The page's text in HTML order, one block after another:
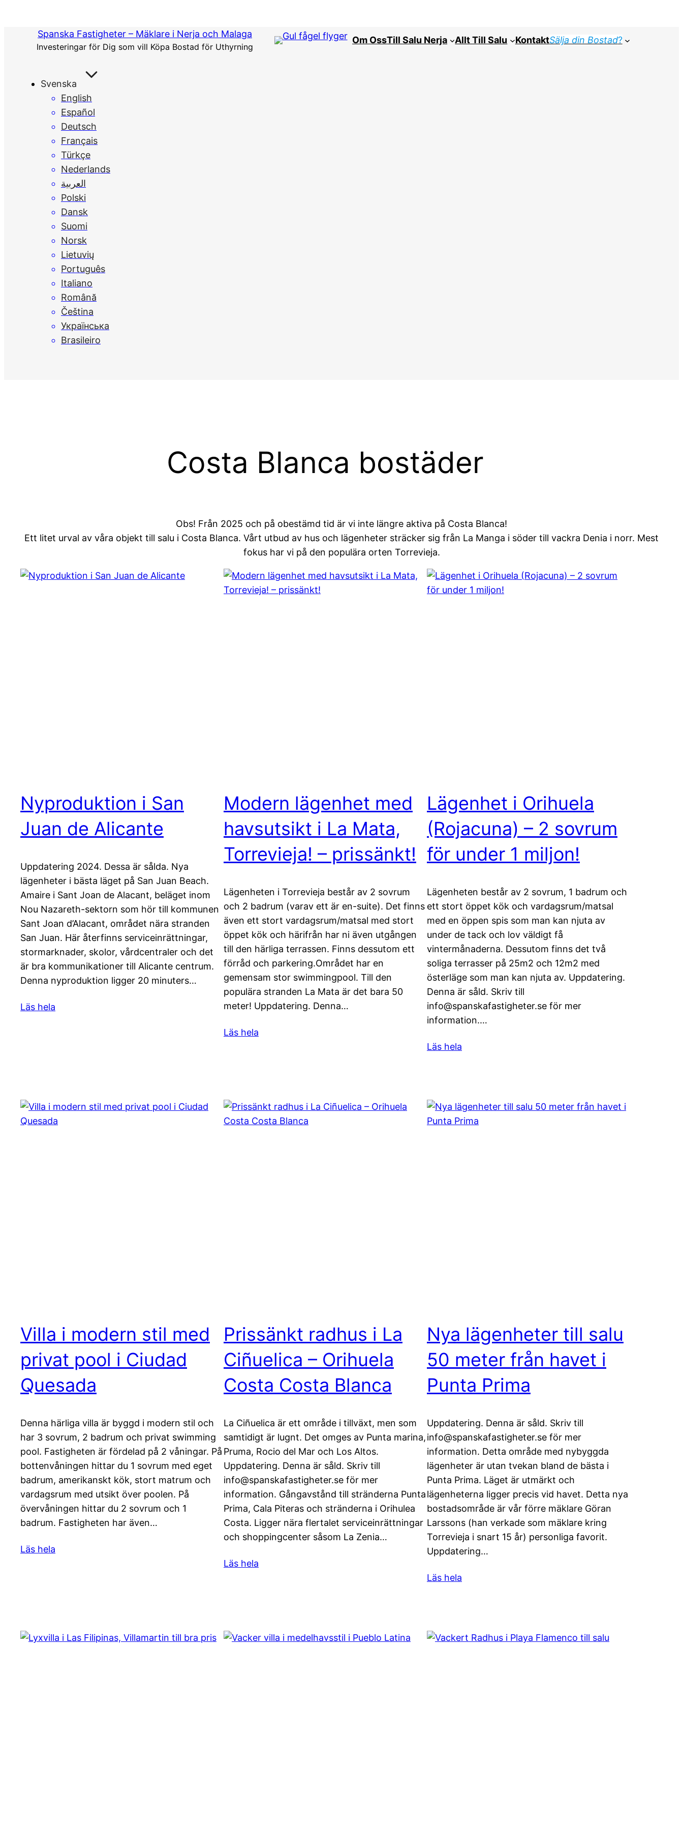
Spanska Fastigheter – Mäklare i Nerja och Malaga
Investeringar för Dig som vill Köpa Bostad för Uthyrning
Om OssTill Salu Nerja Allt Till Salu KontaktSälja din Bostad?
Svenska
English
Español
Deutsch
Français
Türkçe
Nederlands
العربية
Polski
Dansk
Suomi
Norsk
Lietuvių
Português
Italiano
Română
Čeština
Українська
Brasileiro
Costa Blanca bostäder
Obs! Från 2025 och på obestämd tid är vi inte längre aktiva på Costa Blanca!
Ett litet urval av våra objekt till salu i Costa Blanca. Vårt utbud av hus och lägenheter sträcker sig från La Manga i söder till vackra Denia i norr. Mest
fokus har vi på den populära orten Torrevieja.
Nyproduktion i San
Juan de Alicante
Uppdatering 2024. Dessa är sålda. Nya
lägenheter i bästa läget på San Juan Beach.
Amaire i Sant Joan de Alacant, beläget inom
Nou Nazareth-sektorn som hör till kommunen
Sant Joan d’Alacant, området nära stranden
San Juan. Här återfinns serviceinrättningar,
stormarknader, skolor, vårdcentraler och det
är bra kommunikationer till Alicante centrum.
Denna nyproduktion ligger 20 minuters…
Läs hela
Modern lägenhet med
havsutsikt i La Mata,
Torrevieja! – prissänkt!
Lägenheten i Torrevieja består av 2 sovrum
och 2 badrum (varav ett är en-suite). Det finns
även ett stort vardagsrum/matsal med stort
öppet kök och härifrån har ni även utgången
till den härliga terrassen. Finns dessutom ett
förråd och parkering.Området har en
gemensam stor swimmingpool. Till den
populära stranden La Mata är det bara 50
meter! Uppdatering. Denna…
Läs hela
Lägenhet i Orihuela
(Rojacuna) – 2 sovrum
för under 1 miljon!
Lägenheten består av 2 sovrum, 1 badrum och
ett stort öppet kök och vardagsrum/matsal
med en öppen spis som man kan njuta av
under de tack och lov väldigt få
vintermånaderna. Dessutom finns det två
soliga terrasser på 25m2 och 12m2 med
österläge som man kan njuta av. Uppdatering.
Denna är såld. Skriv till
info@spanskafastigheter.se för mer
information.…
Läs hela
Villa i modern stil med
privat pool i Ciudad
Quesada
Denna härliga villa är byggd i modern stil och
har 3 sovrum, 2 badrum och privat swimming
pool. Fastigheten är fördelad på 2 våningar. På
bottenvåningen hittar du 1 sovrum med eget
badrum, amerikanskt kök, stort matrum och
vardagsrum med utsikt över poolen. På
övervåningen hittar du 2 sovrum och 1
badrum. Fastigheten har även…
Läs hela
Prissänkt radhus i La
Ciñuelica – Orihuela
Costa Costa Blanca
La Ciñuelica är ett område i tillväxt, men som
samtidigt är lugnt. Det omges av Punta marina,
Pruma, Rocio del Mar och Los Altos.
Uppdatering. Denna är såld. Skriv till
info@spanskafastigheter.se för mer
information. Gångavstånd till stränderna Punta
Prima, Cala Piteras och stränderna i Orihulea
Costa. Ligger nära flertalet serviceinrättningar
och shoppingcenter såsom La Zenia…
Läs hela
Nya lägenheter till salu
50 meter från havet i
Punta Prima
Uppdatering. Denna är såld. Skriv till
info@spanskafastigheter.se för mer
information. Detta område med nybyggda
lägenheter är utan tvekan bland de bästa i
Punta Prima. Läget är utmärkt och
lägenheterna ligger precis vid havet. Detta nya
bostadsområde är vår förre mäklare Göran
Larssons (han verkade som mäklare kring
Torrevieja i snart 15 år) personliga favorit.
Uppdatering…
Läs hela